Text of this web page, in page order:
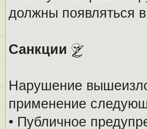
должны появляться
Санкции
Нарушение
применение
• Публичное